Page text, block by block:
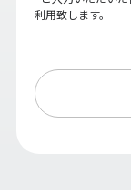
利用致します。